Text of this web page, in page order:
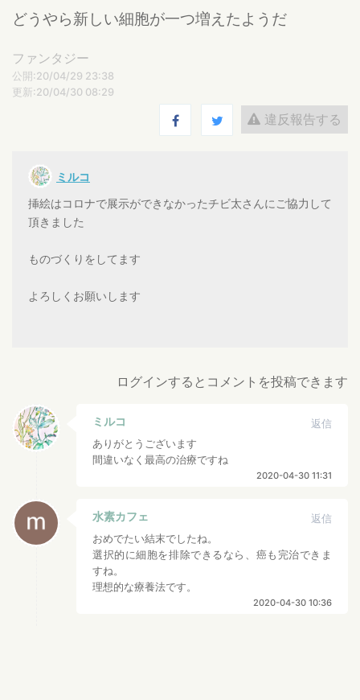
どうやら新しい細胞が一つ増えたようだ
ファンタジー
公開:20/04/29 23:38
更新:20/04/30 08:29
違反報告する
ミルコ
挿絵はコロナで展示ができなかったチビ太さんにご協力して
頂きました
ものづくりをしてます
よろしくお願いします
ログインするとコメントを投稿できます
ミルコ
返信
ありがとうございます
間違いなく最高の治療ですね
2020-04-30 11:31
水素カフェ
返信
おめでたい結末でしたね。
選択的に細胞を排除できるなら、癌も完治できま
すね。
理想的な療養法です。
2020-04-30 10:36